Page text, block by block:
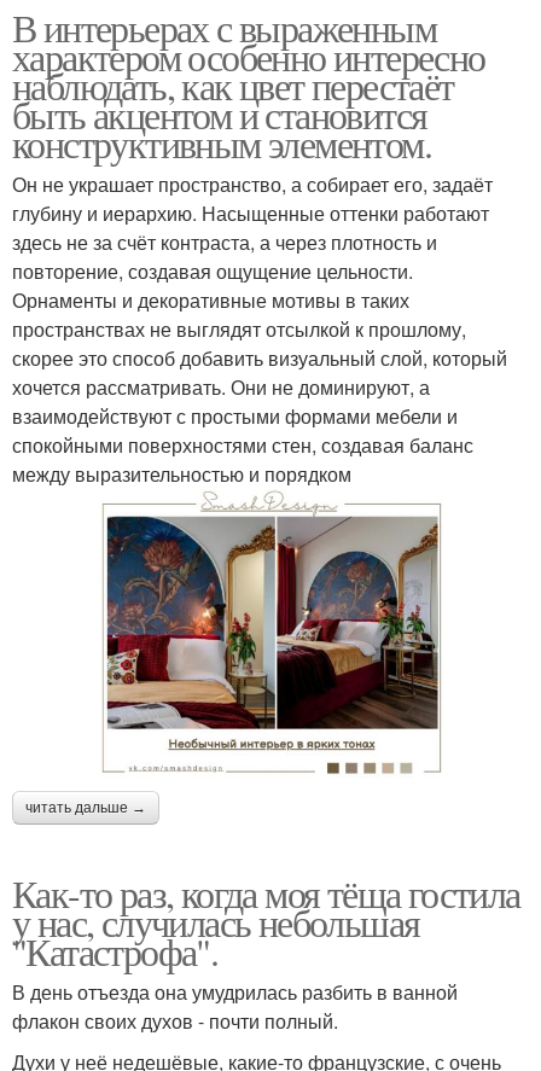
В интерьерах с выраженным
характером особенно интересно
наблюдать, как цвет перестаёт
быть акцентом и становится
конструктивным элементом.
Он не украшает пространство, а собирает его, задаёт
глубину и иерархию. Насыщенные оттенки работают
здесь не за счёт контраста, а через плотность и
повторение, создавая ощущение цельности.
Орнаменты и декоративные мотивы в таких
пространствах не выглядят отсылкой к прошлому,
скорее это способ добавить визуальный слой, который
хочется рассматривать. Они не доминируют, а
взаимодействуют с простыми формами мебели и
спокойными поверхностями стен, создавая баланс
между выразительностью и порядком
читать дальше →
Как-то раз, когда моя тёща гостила
у нас, случилась небольшая
"Катастрофа".
В день отъезда она умудрилась разбить в ванной
флакон своих духов - почти полный.
Духи у неё недешёвые, какие-то французские, с очень